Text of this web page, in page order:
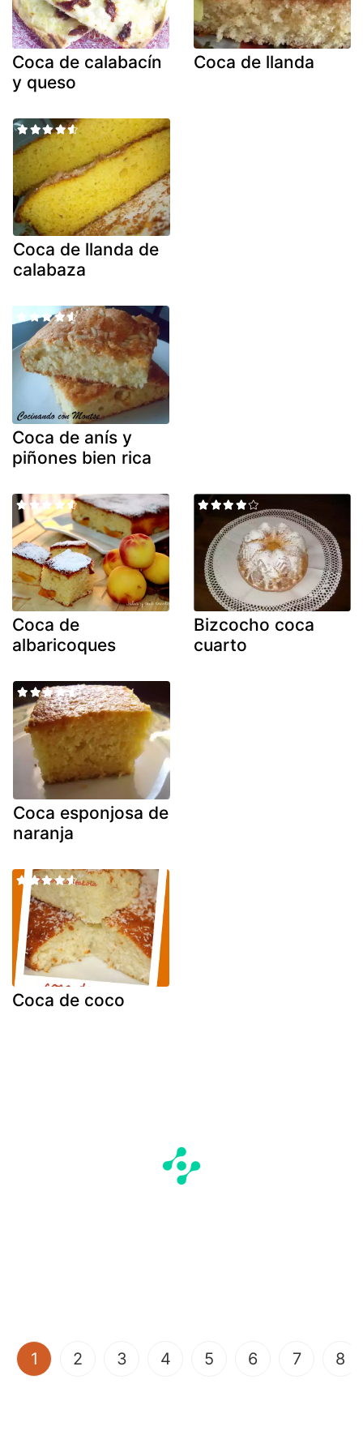
Coca de calabacín
y queso
Coca de llanda
Coca de llanda de
calabaza
Coca de anís y
piñones bien rica
Coca de
albaricoques
Bizcocho coca
cuarto
Coca esponjosa de
naranja
Coca de coco
1 (current)
2 3 4 5 6 7 8